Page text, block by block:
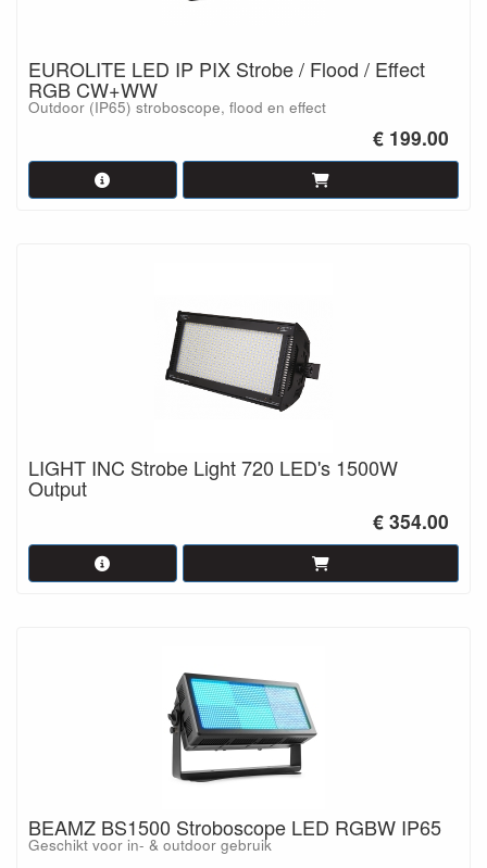
EUROLITE LED IP PIX Strobe / Flood / Effect
RGB CW+WW
Outdoor (IP65) stroboscope, flood en effect
€ 199.00
LIGHT INC Strobe Light 720 LED's 1500W
Output
€ 354.00
BEAMZ BS1500 Stroboscope LED RGBW IP65
Geschikt voor in- & outdoor gebruik